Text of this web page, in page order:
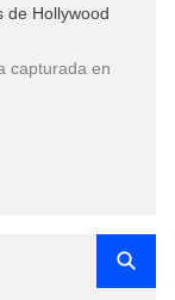
de Hollywood
capturada en